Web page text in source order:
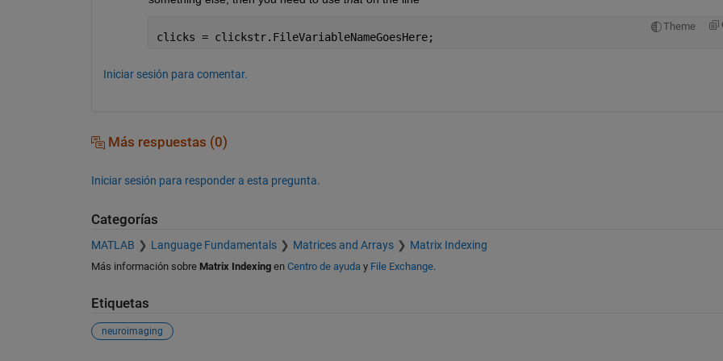
Theme
clicks = clickstr.FileVariableNameGoesHere;
Iniciar sesión para comentar.
Más respuestas (0)
Iniciar sesión para responder a esta pregunta.
Categorías
MATLAB Language Fundamentals Matrices and Arrays Matrix Indexing
Más información sobre Matrix Indexingen Centro de ayuday File Exchange.
Etiquetas
neuroimaging